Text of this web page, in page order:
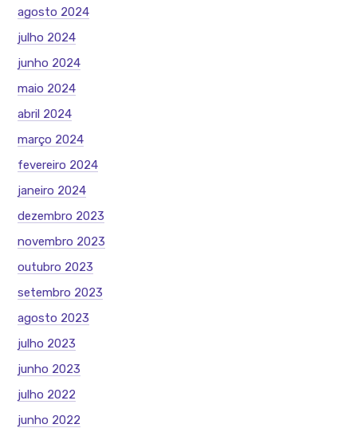
agosto 2024
julho 2024
junho 2024
maio 2024
abril 2024
março 2024
fevereiro 2024
janeiro 2024
dezembro 2023
novembro 2023
outubro 2023
setembro 2023
agosto 2023
julho 2023
junho 2023
julho 2022
junho 2022